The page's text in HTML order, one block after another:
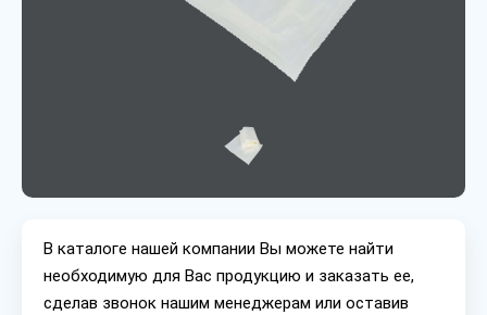
В каталоге нашей компании Вы можете найти
необходимую для Вас продукцию и заказать ее,
сделав звонок нашим менеджерам или оставив